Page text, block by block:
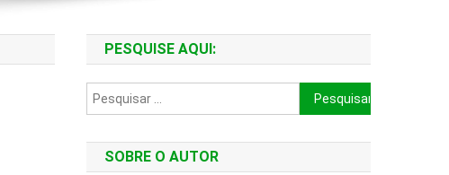
PESQUISE AQUI:
Pesquisar
por:
SOBRE O AUTOR